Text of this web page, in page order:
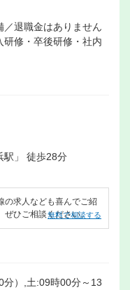
／退職金はありません
研修・卒後研修・社内
駅」 徒歩28分
の求人なども喜んでご紹
ぜひご相談ください。
無料で相談する
分）,土:09時00分～13